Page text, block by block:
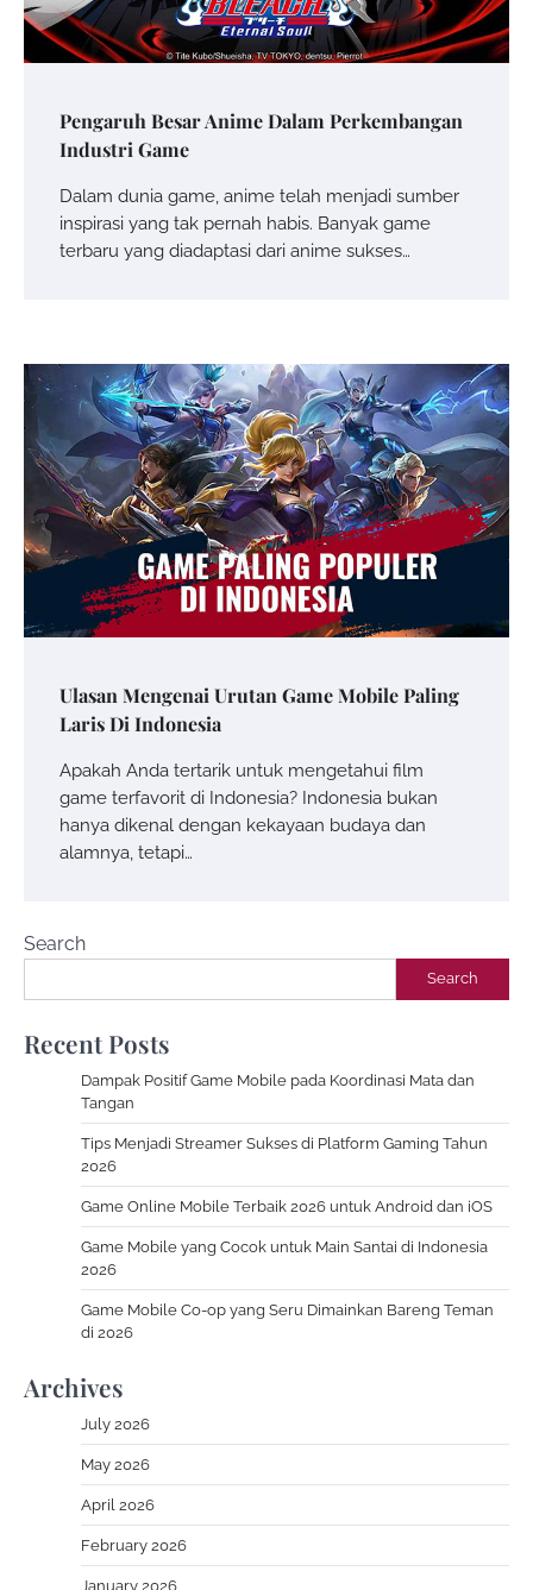
Pengaruh Besar Anime Dalam Perkembangan
Industri Game
Dalam dunia game, anime telah menjadi sumber
inspirasi yang tak pernah habis. Banyak game
terbaru yang diadaptasi dari anime sukses…
Ulasan Mengenai Urutan Game Mobile Paling
Laris Di Indonesia
Apakah Anda tertarik untuk mengetahui film
game terfavorit di Indonesia? Indonesia bukan
hanya dikenal dengan kekayaan budaya dan
alamnya, tetapi…
Search
Search
Recent Posts
Dampak Positif Game Mobile pada Koordinasi Mata dan
Tangan
Tips Menjadi Streamer Sukses di Platform Gaming Tahun
2026
Game Online Mobile Terbaik 2026 untuk Android dan iOS
Game Mobile yang Cocok untuk Main Santai di Indonesia
2026
Game Mobile Co-op yang Seru Dimainkan Bareng Teman
di 2026
Archives
July 2026
May 2026
April 2026
February 2026
January 2026